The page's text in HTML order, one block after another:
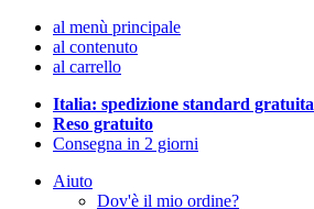
al menù principale
al contenuto
al carrello
Italia: spedizione standard gratuita
Reso gratuito
Consegna in 2 giorni
Aiuto
Dov'è il mio ordine?